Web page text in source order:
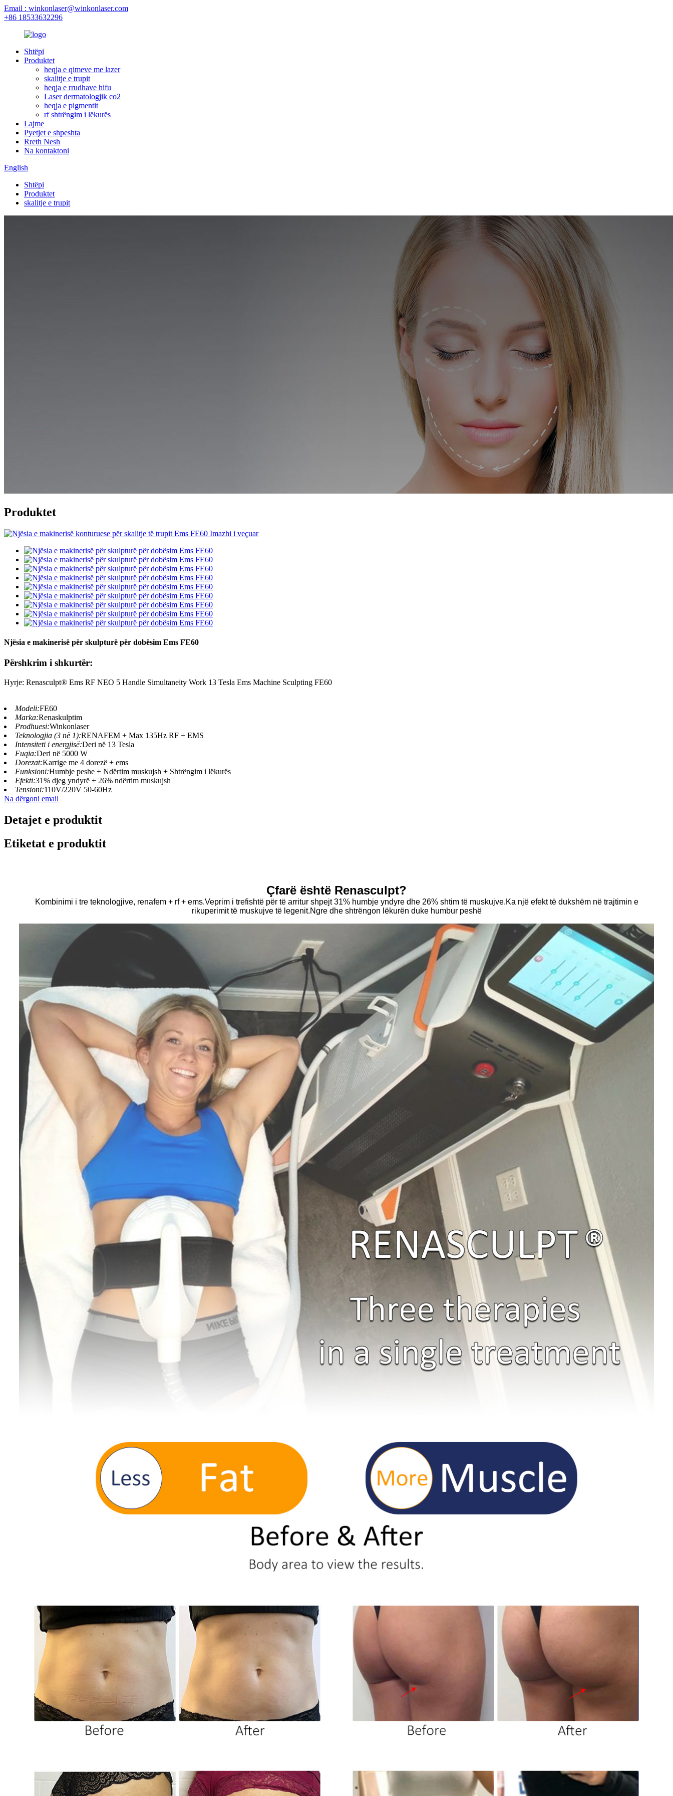
Email : winkonlaser@winkonlaser.com
+86 18533632296
Shtëpi
Produktet
heqja e qimeve me lazer
skalitje e trupit
heqja e rrudhave hifu
Laser dermatologjik co2
heqja e pigmentit
rf shtrëngim i lëkurës
Lajme
Pyetjet e shpeshta
Rreth Nesh
Na kontaktoni
English
Shtëpi
Produktet
skalitje e trupit
Produktet
Njësia e makinerisë për skulpturë për dobësim Ems FE60
Përshkrim i shkurtër:
Hyrje: Renasculpt® Ems RF NEO 5 Handle Simultaneity Work 13 Tesla Ems Machine Sculpting FE60
Modeli:FE60
Marka:Renaskulptim
Prodhuesi:Winkonlaser
Teknologjia (3 në 1):RENAFEM + Max 135Hz RF + EMS
Intensiteti i energjisë:Deri në 13 Tesla
Fuqia:Deri në 5000 W
Dorezat:Karrige me 4 dorezë + ems
Funksioni:Humbje peshe + Ndërtim muskujsh + Shtrëngim i lëkurës
Efekti:31% djeg yndyrë + 26% ndërtim muskujsh
Tensioni:110V/220V 50-60Hz
Na dërgoni email
Detajet e produktit
Etiketat e produktit
Çfarë është Renasculpt?
Kombinimi i tre teknologjive, renafem + rf + ems.Veprim i trefishtë për të arritur shpejt 31% humbje yndyre dhe 26% shtim të muskujve.Ka një efekt të dukshëm në trajtimin e
rikuperimit të muskujve të legenit.Ngre dhe shtrëngon lëkurën duke humbur peshë